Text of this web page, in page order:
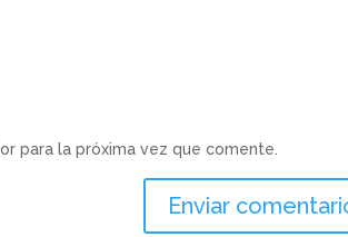
para la próxima vez que comente.